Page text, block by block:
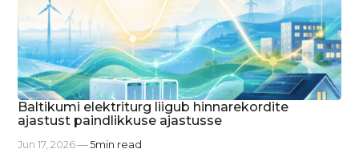
Baltikumi elektriturg liigub hinnarekordite
ajastust paindlikkuse ajastusse
Jun 17, 2026 5min read